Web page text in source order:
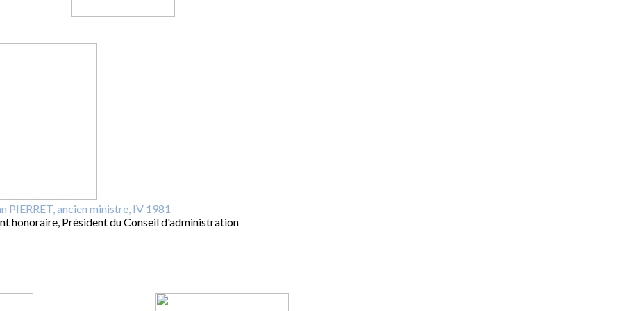
PIERRET, ancien ministre, IV 1981
honoraire, Président du Conseil d'administration